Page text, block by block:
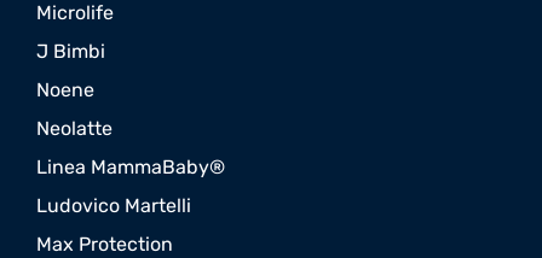
Microlife
J Bimbi
Noene
Neolatte
Linea MammaBaby®
Ludovico Martelli
Max Protection